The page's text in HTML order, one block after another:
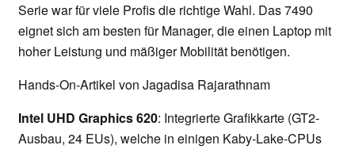
Serie war für viele Profis die richtige Wahl. Das 7490
eignet sich am besten für Manager, die einen Laptop mit
hoher Leistung und mäßiger Mobilität benötigen.
Hands-On-Artikel von Jagadisa Rajarathnam
Intel UHD Graphics 620: Integrierte Grafikkarte (GT2-
Ausbau, 24 EUs), welche in einigen Kaby-Lake-CPUs